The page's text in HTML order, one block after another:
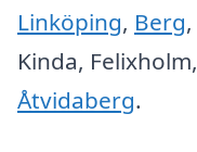
Linköping, Berg,
Kinda, Felixholm,
Åtvidaberg.